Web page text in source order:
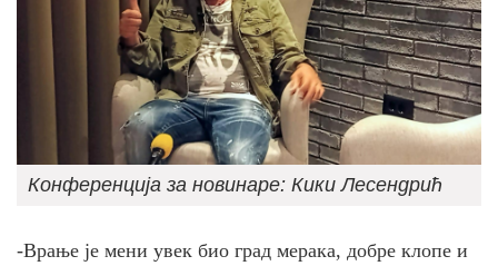
Конференција за новинаре: Кики Лесендрић
-Врање је мени увек био град мерака, добре клопе и